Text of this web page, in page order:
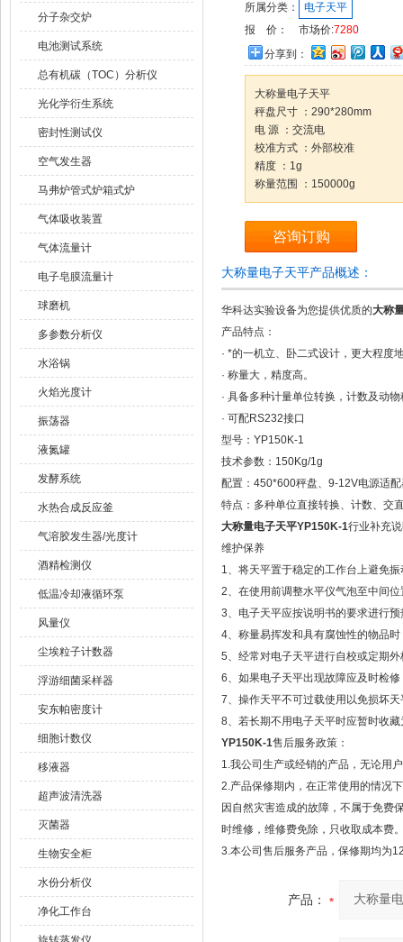
分子杂交炉
电池测试系统
总有机碳（TOC）分析仪
光化学衍生系统
密封性测试仪
空气发生器
马弗炉管式炉箱式炉
气体吸收装置
气体流量计
电子皂膜流量计
球磨机
多参数分析仪
水浴锅
火焰光度计
振荡器
液氮罐
发酵系统
水热合成反应釜
气溶胶发生器/光度计
酒精检测仪
低温冷却液循环泵
风量仪
尘埃粒子计数器
浮游细菌采样器
安东帕密度计
细胞计数仪
移液器
超声波清洗器
灭菌器
生物安全柜
水份分析仪
净化工作台
所属分类：
电子天平
报 价：
市场价:7280
分享到：
大称量电子天平
秤盘尺寸 ：290*280mm
电 源 ：交流电
校准方式 ：外部校准
精度 ：1g
称量范围 ：150000g
咨询订购
大称量电子天平产品概述：
华科达实验设备为您提供优质的大称
产品特点：
· *的一机立、卧二式设计，更大程度
· 称量大，精度高。
· 具备多种计量单位转换，计数及动
· 可配RS232接口
型号：YP150K-1
技术参数：150Kg/1g
配置：450*600秤盘、9-12V电源适
特点：多种单位直接转换、计数、交
大称量电子天平YP150K-1行业补充
维护保养
1、将天平置于稳定的工作台上避免
2、在使用前调整水平仪气泡至中间位
3、电子天平应按说明书的要求进行预
4、称量易挥发和具有腐蚀性的物品
5、经常对电子天平进行自校或定期
6、如果电子天平出现故障应及时检修
7、操作天平不可过载使用以免损坏天
8、若长期不用电子天平时应暂时收藏
YP150K-1售后服务政策：
1.我公司生产或经销的产品，无论用
2.产品保修期内，在正常使用的情况
因自然灾害造成的故障，不属于免费
时维修，维修费免除，只收取成本费
3.本公司售后服务产品，保修期均为
产品：